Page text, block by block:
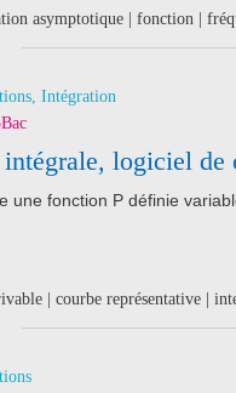
asymptotique | fonction |
Intégration
Bac
logiciel
une fonction P définie
| courbe représentative |